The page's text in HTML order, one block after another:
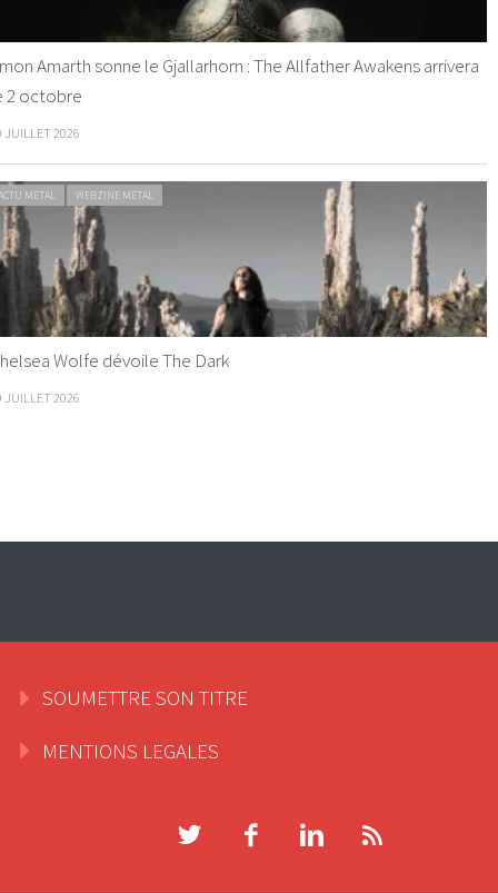
Amarth sonne le Gjallarhorn : The Allfather Awakens arrivera
2 octobre
JUILLET 2026
METAL WEBZINE METAL
Wolfe dévoile The Dark
JUILLET 2026
SOUMETTRE SON TITRE
MENTIONS LEGALES